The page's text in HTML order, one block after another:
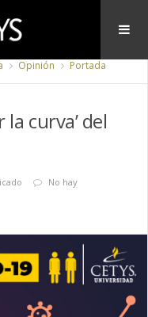
Opinión Portada
la curva’ del
No hay